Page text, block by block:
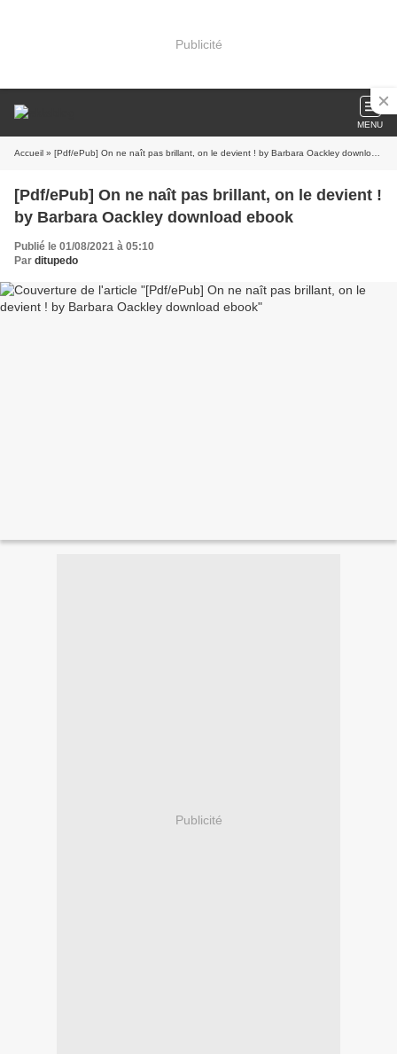
Publicité
MENU
Accueil » [Pdf/ePub] On ne naît pas brillant, on le devient ! by Barbara Oackley download ebook
[Pdf/ePub] On ne naît pas brillant, on le devient !
by Barbara Oackley download ebook
Publié le 01/08/2021 à 05:10
Par ditupedo
Publicité